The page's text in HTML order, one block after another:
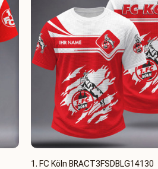
1. FC Köln BRACT3FSDBLG14130